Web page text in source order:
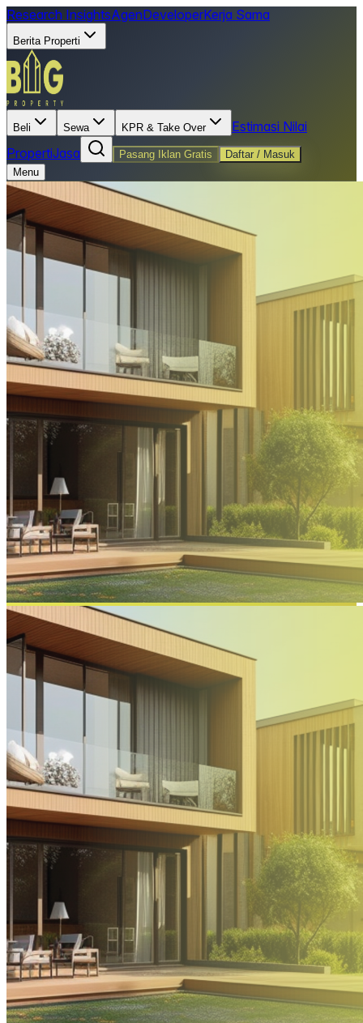
Research InsightsAgenDeveloperKerja Sama
Berita Properti
Beli Sewa KPR & Take Over
Estimasi Nilai
PropertiJasa Pasang Iklan Gratis
Daftar / Masuk
Menu